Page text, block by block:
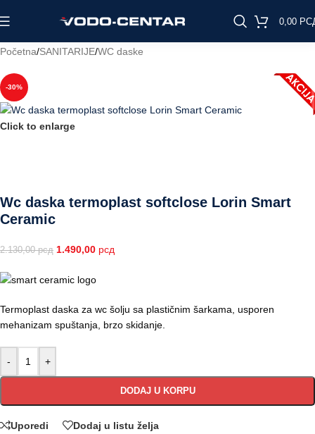
0,00
Početna/SANITARIJE/WC daske
-30%
Click to enlarge
Wc daska termoplast softclose Lorin Smart
Ceramic
2.130,00рсд 1.490,00 рсд
Termoplast daska za wc šolju sa plastičnim šarkama, usporen
mehanizam spuštanja, brzo skidanje.
- +
DODAJ U KORPU
Uporedi Dodaj u listu želja